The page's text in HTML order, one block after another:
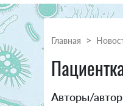
Главная
Авторы/